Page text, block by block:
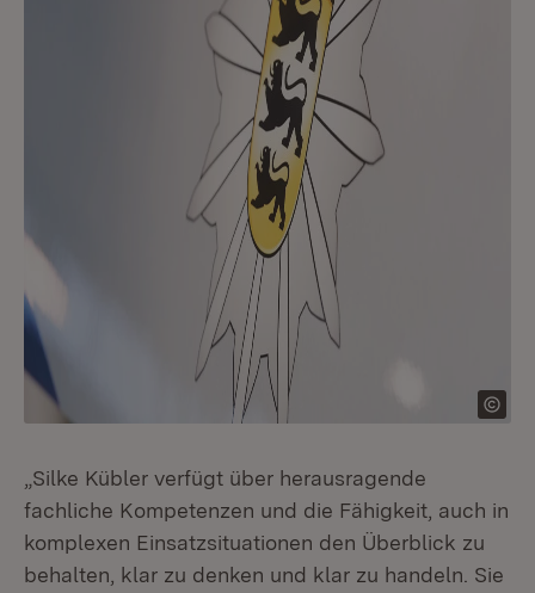
„Silke Kübler verfügt über herausragende
fachliche Kompetenzen und die Fähigkeit, auch in
komplexen Einsatzsituationen den Überblick zu
behalten, klar zu denken und klar zu handeln. Sie